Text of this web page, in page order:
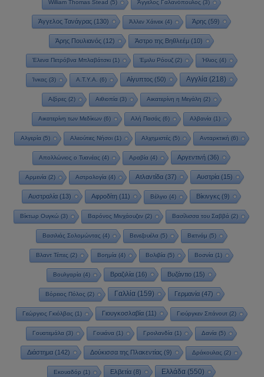
William Thomas Stead (5) Άγγελος Γαλανόπουλος (3)
Άγγελος Τανάγρας (130) Άλλεν Χάινεκ (4) Άρης (59)
Άρης Πουλιανός (12) Άστρο της Βηθλεέμ (10)
Έλενα Πετρόβνα Μπλαβάτσκι(1) Έμιλυ Ρόουζ(2) Ήλιος (4)
Ίνκας (3) Α.Τ.Υ.Α. (6) Αίγυπτος(50) Αγγλία(218)
Αζόρες (2) Αιθιοπία(3) Αικατερίνη η Μεγάλη (2)
Αικατερίνη των Μεδίκων(6) Αλή Πασάς (6) Αλβανία(1)
Αλγερία(5) Αλεούτιες Νήσοι(1) Αλχημιστές (5) Ανταρκτική (6)
Απολλώνιος ο Τυανέας (4) Αραβία (4) Αργεντινή (36)
Αρμενία (2) Αστρολογία (4) Ατλαντίδα (37) Αυστρία (15)
Αυστραλία (13) Αφροδίτη (11) Βέλγιο (4) Βίκινγκς (9)
Βίκτωρ Ουγκώ (3) Βαρόνος Μινχάουζεν (2) Βασίλισσα του Σαββά (2)
Βασιλιάς Σολομώντας (4) Βενεζουέλα(5) Βιετνάμ (5)
Βλαντ Τέπες (2) Βοημία (4) Βολιβία (5) Βοσνία (1)
Βουλγαρία (4) Βραζιλία (16) Βυζάντιο (15)
Βόρειος Πόλος (2) Γαλλία(159) Γερμανία(47)
Γεώργιος Γκιόλβας (1) Γιουγκοσλαβία(11) Γιούργκεν Σπάνουτ(2)
Γουατεμάλα (3) Γουιάνα (1) Γροιλανδία (1) Δανία (5)
Διάστημα (142) Δούκισσα της Πλακεντίας (9) Δράκουλας (2)
Εκουαδόρ (1) Ελβετία (8) Ελλάδα (550)